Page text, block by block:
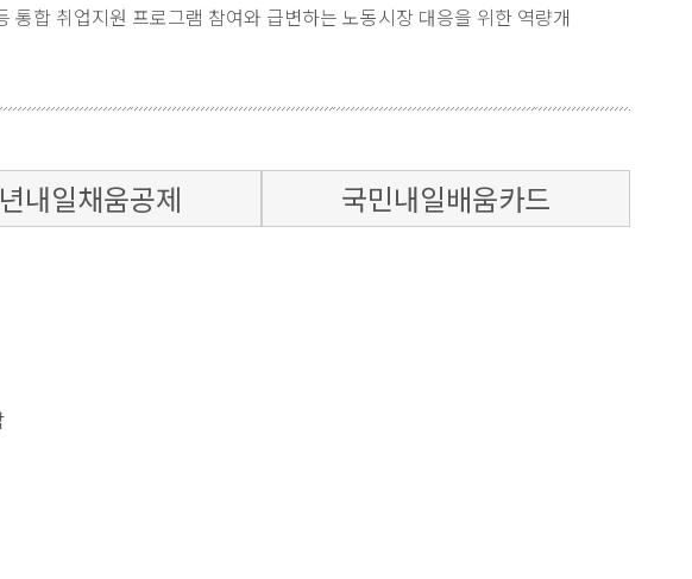
통합 취업지원 프로그램 참여와 급변하는 노동시장 대응을 위한 역량개
내일채움공제 국민내일배움카드